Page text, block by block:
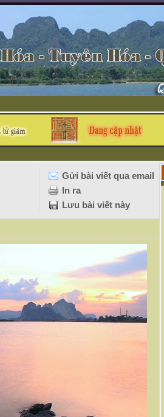
Gửi bài viết qua email
In ra
Lưu bài viết này